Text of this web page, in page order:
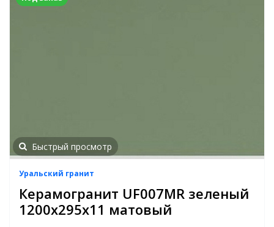
Быстрый просмотр
Уральский гранит
Керамогранит UF007MR зеленый
1200х295х11 матовый